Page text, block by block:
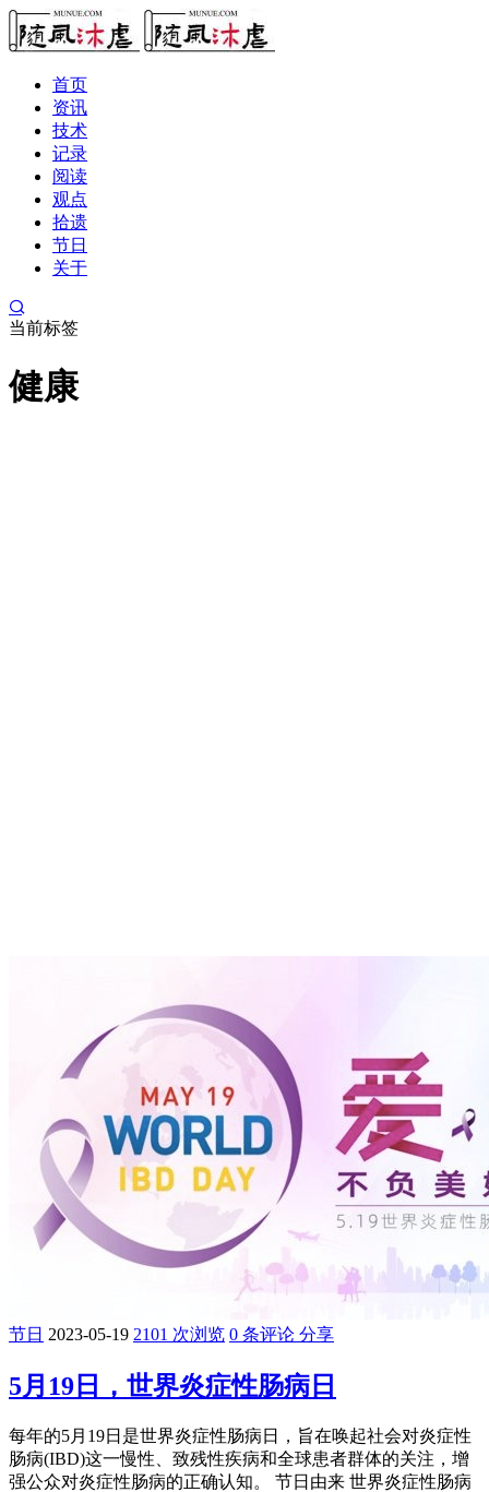
首页
资讯
技术
记录
阅读
观点
拾遗
节日
关于
当前标签
健康
节日 2023-05-19 2101 次浏览 0 条评论 分享
5月19日，世界炎症性肠病日
每年的5月19日是世界炎症性肠病日，旨在唤起社会对炎症性
肠病(IBD)这一慢性、致残性疾病和全球患者群体的关注，增
强公众对炎症性肠病的正确认知。 节日由来 世界炎症性肠病